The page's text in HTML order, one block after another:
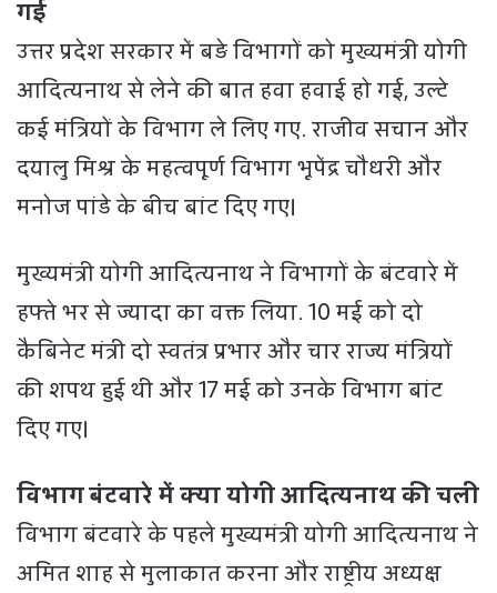
गई
उत्तर प्रदेश सरकार में बड़े विभागों को मुख्यमंत्री योगी
आदित्यनाथ से लेने की बात हवा हवाई हो गई, उल्टे
कई मंत्रियों के विभाग ले लिए गए. राजीव सचान और
दयालु मिश्र के महत्वपूर्ण विभाग भूपेंद्र चौधरी और
मनोज पांडे के बीच बांट दिए गए।
मुख्यमंत्री योगी आदित्यनाथ ने विभागों के बंटवारे में
हफ्ते भर से ज्यादा का वक्त लिया. 10 मई को दो
कैबिनेट मंत्री दो स्वतंत्र प्रभार और चार राज्य मंत्रियों
की शपथ हुई थी और 17 मई को उनके विभाग बांट
दिए गए।
विभाग बंटवारे में क्या योगी आदित्यनाथ की चली
विभाग बंटवारे के पहले मुख्यमंत्री योगी आदित्यनाथ ने
अमित शाह से मुलाकात करना और राष्ट्रीय अध्यक्ष